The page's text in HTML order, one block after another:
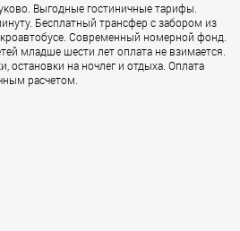
Выгодные гостиничные тарифы.
Бесплатный трансфер с забором из
Современный номерной фонд.
младше шести лет оплата не взимается.
остановки на ночлег и отдыха. Оплата
расчетом.